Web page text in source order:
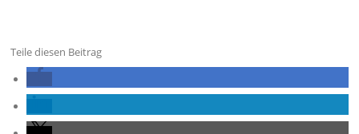
Teile diesen Beitrag